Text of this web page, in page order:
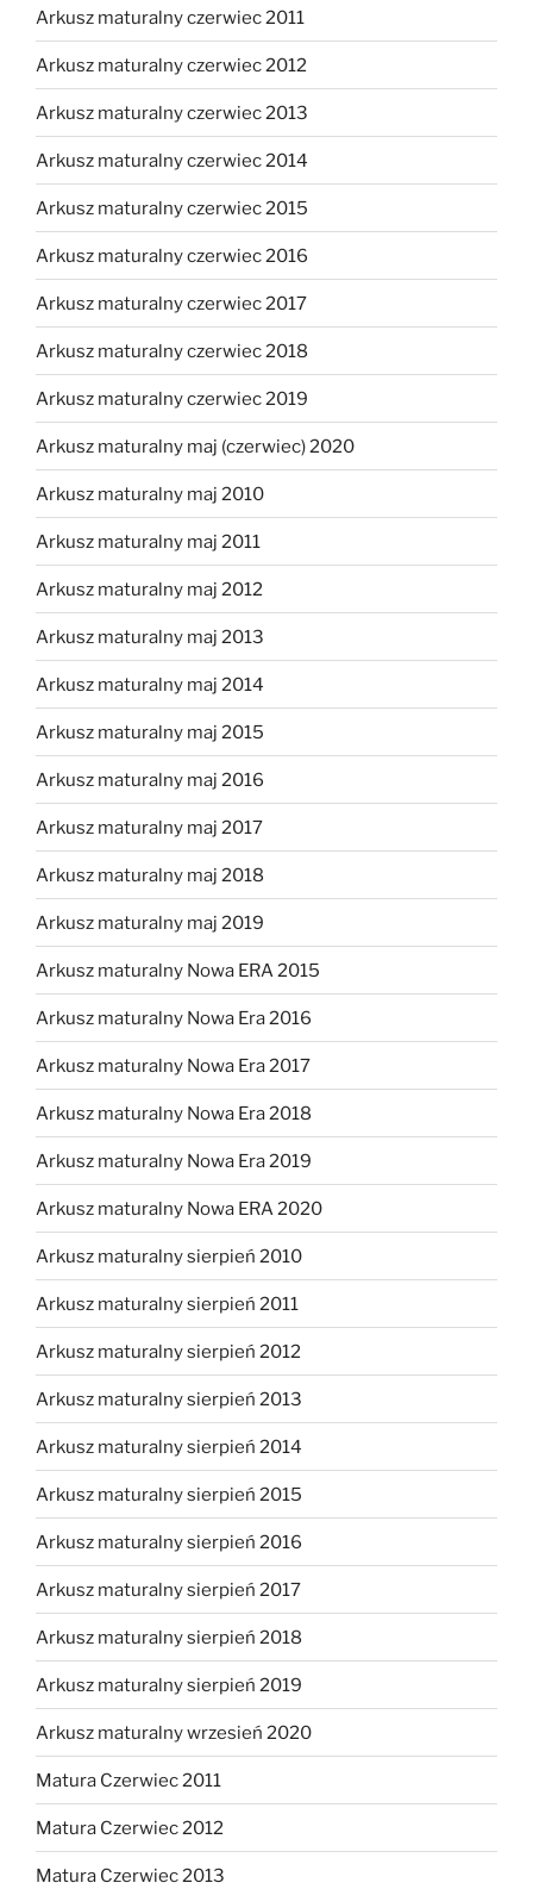
Arkusz maturalny czerwiec 2011
Arkusz maturalny czerwiec 2012
Arkusz maturalny czerwiec 2013
Arkusz maturalny czerwiec 2014
Arkusz maturalny czerwiec 2015
Arkusz maturalny czerwiec 2016
Arkusz maturalny czerwiec 2017
Arkusz maturalny czerwiec 2018
Arkusz maturalny czerwiec 2019
Arkusz maturalny maj (czerwiec) 2020
Arkusz maturalny maj 2010
Arkusz maturalny maj 2011
Arkusz maturalny maj 2012
Arkusz maturalny maj 2013
Arkusz maturalny maj 2014
Arkusz maturalny maj 2015
Arkusz maturalny maj 2016
Arkusz maturalny maj 2017
Arkusz maturalny maj 2018
Arkusz maturalny maj 2019
Arkusz maturalny Nowa ERA 2015
Arkusz maturalny Nowa Era 2016
Arkusz maturalny Nowa Era 2017
Arkusz maturalny Nowa Era 2018
Arkusz maturalny Nowa Era 2019
Arkusz maturalny Nowa ERA 2020
Arkusz maturalny sierpień 2010
Arkusz maturalny sierpień 2011
Arkusz maturalny sierpień 2012
Arkusz maturalny sierpień 2013
Arkusz maturalny sierpień 2014
Arkusz maturalny sierpień 2015
Arkusz maturalny sierpień 2016
Arkusz maturalny sierpień 2017
Arkusz maturalny sierpień 2018
Arkusz maturalny sierpień 2019
Arkusz maturalny wrzesień 2020
Matura Czerwiec 2011
Matura Czerwiec 2012
Matura Czerwiec 2013